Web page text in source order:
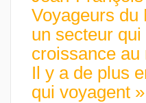
Voyageurs du
un secteur qui
croissance au
Il y a de plus
qui voyagent »